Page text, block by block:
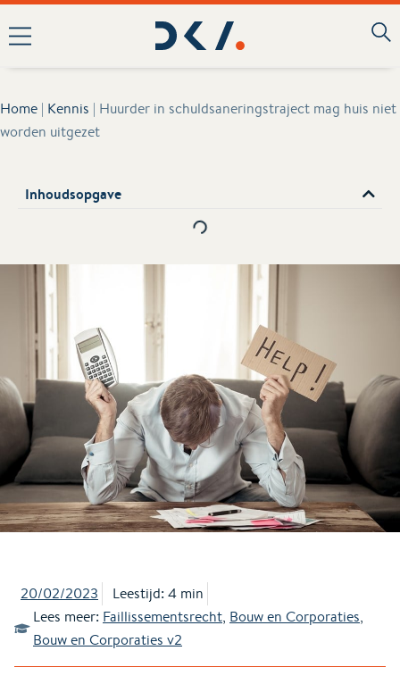
Home | Kennis | Huurder in schuldsaneringstraject mag huis niet
worden uitgezet
Inhoudsopgave
20/02/2023
Leestijd: 4 min
Lees meer: Faillissementsrecht, Bouw en Corporaties,
Bouw en Corporaties v2